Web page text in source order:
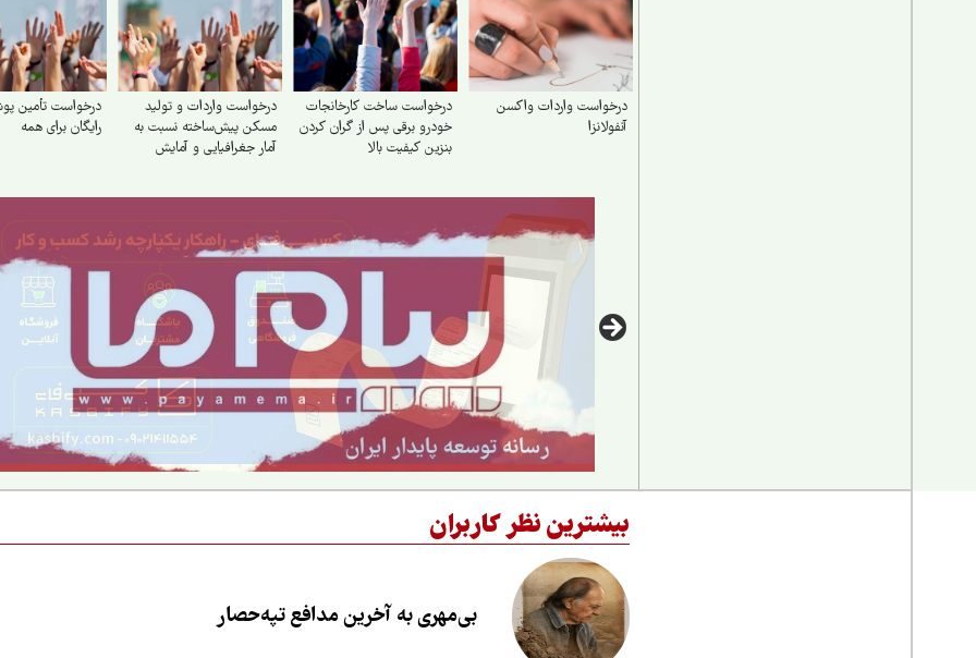
درخواست واردات واکسن
آنفولانزا
درخواست ساخت کارخانجات
خودرو برقی پس از گران کردن
بنزین کیفیت بالا
درخواست واردات و تولید
مسکن پیش‌ساخته نسبت به
آمار جغرافیایی و آمایش
درخواست تأمین
رایگان برای همه
بیشترین نظر کاربران
بی‌مهری به آخرین مدافع تپه‌حصار